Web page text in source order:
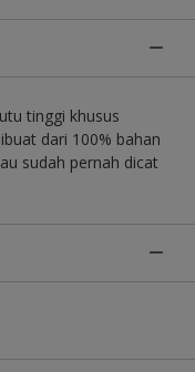
tinggi khusus
dari 100% bahan
sudah pernah dicat